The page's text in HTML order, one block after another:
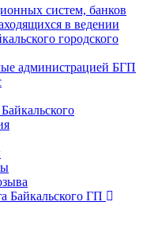
систем, банков
в ведении
городского
администрацией БГП
Байкальского ГП